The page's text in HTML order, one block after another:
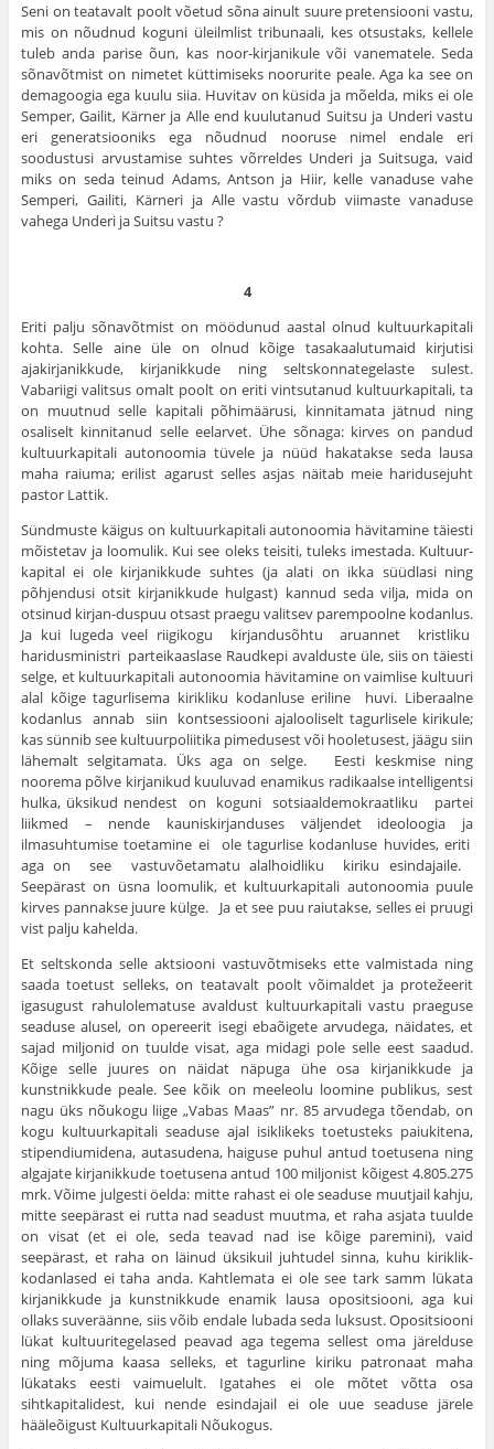
Seni on teatavalt poolt võetud sõna ainult suure pretensiooni vastu,
mis on nõudnud koguni üleilmlist tribunaali, kes otsustaks, kellele
tuleb anda parise õun, kas noor-kirjanikule või vanematele. Seda
sõnavõtmist on nimetet küttimiseks noorurite peale. Aga ka see on
demagoogia ega kuulu siia. Huvitav on küsida ja mõelda, miks ei ole
Semper, Gailit, Kärner ja Alle end kuulutanud Suitsu ja Underi vastu
eri generatsiooniks ega nõudnud nooruse nimel endale eri
soodustusi arvustamise suhtes võrreldes Underi ja Suitsuga, vaid
miks on seda teinud Adams, Antson ja Hiir, kelle vanaduse vahe
Semperi, Gailiti, Kärneri ja Alle vastu võrdub viimaste vanaduse
vahega Underi ja Suitsu vastu ?
4
Eriti palju sõnavõtmist on möödunud aastal olnud kultuurkapitali
kohta. Selle aine üle on olnud kõige tasakaalutumaid kirjutisi
ajakirjanikkude, kirjanikkude ning seltskonnategelaste sulest.
Vabariigi valitsus omalt poolt on eriti vintsutanud kultuurkapitali, ta
on muutnud selle kapitali põhimäärusi, kinnitamata jätnud ning
osaliselt kinnitanud selle eelarvet. Ühe sõnaga: kirves on pandud
kultuurkapitali autonoomia tüvele ja nüüd hakatakse seda lausa
maha raiuma; erilist agarust selles asjas näitab meie haridusejuht
pastor Lattik.
Sündmuste käigus on kultuurkapitali autonoomia hävitamine täiesti
mõistetav ja loomulik. Kui see oleks teisiti, tuleks imestada. Kultuur­
kapital ei ole kirjanikkude suhtes (ja alati on ikka süüdlasi ning
põhjen­dusi otsit kirjanikkude hulgast) kannud seda vilja, mida on
otsinud kirjan-duspuu otsast praegu valitsev parempoolne kodanlus.
Ja kui lugeda veel riigikogu kirjandusõhtu aruannet kristliku
haridusministri parteikaaslase Raudkepi avalduste üle, siis on täiesti
selge, et kultuurkapitali autonoomia hävitamine on vaimlise kultuuri
alal kõige tagurlisema kirikliku kodanluse eriline huvi. Liberaalne
kodanlus annab siin kontsessiooni ajalooliselt tagurlisele kirikule;
kas sünnib see kultuurpoliitika pimedusest või hoole­tusest, jäägu siin
lähemalt selgitamata. Üks aga on selge. Eesti kesk­mise ning
noorema põlve kirjanikud kuuluvad enamikus radikaalse intelli­gentsi
hulka, üksikud nendest on koguni sotsiaaldemokraatliku partei
liikmed – nende kauniskirjanduses väljendet ideoloogia ja
ilmasuhtumise toetamine ei ole tagurlise kodanluse huvides, eriti
aga on see vastu­võetamatu alalhoidliku kiriku esindajaile.
Seepärast on üsna loomulik, et kultuurkapitali autonoomia puule
kirves pannakse juure külge. Ja et see puu raiutakse, selles ei pruugi
vist palju kahelda.
Et seltskonda selle aktsiooni vastuvõtmiseks ette valmistada ning
saada toetust selleks, on teatavalt poolt võimaldet ja protežeerit
igasugust rahulolematuse avaldust kultuurkapitali vastu praeguse
seaduse alusel, on opereerit isegi ebaõigete arvudega, näidates, et
sajad miljonid on tuulde visat, aga midagi pole selle eest saadud.
Kõige selle juures on näidat näpuga ühe osa kirjanikkude ja
kunstnikkude peale. See kõik on meeleolu loomine publikus, sest
nagu üks nõukogu liige „Vabas Maas” nr. 85 arvudega tõendab, on
kogu kultuurkapitali seaduse ajal isiklikeks toe­tusteks paiukitena,
stipendiumidena, autasudena, haiguse puhul antud toe­tusena ning
algajate kirjanikkude toetusena antud 100 miljonist kõigest 4.805.275
mrk. Võime julgesti öelda: mitte rahast ei ole seaduse muutjail kahju,
mitte seepärast ei rutta nad seadust muutma, et raha asjata tuulde
on visat (et ei ole, seda teavad nad ise kõige paremini), vaid
seepärast, et raha on läinud üksikuil juhtudel sinna, kuhu kiriklik-
kodanlased ei taha anda. Kahtlemata ei ole see tark samm lükata
kirjanikkude ja kunstnik­kude enamik lausa opositsiooni, aga kui
ollaks suveräänne, siis võib endale lubada seda luksust. Opositsiooni
lükat kultuuritegelased peavad aga tegema sellest oma järelduse
ning mõjuma kaasa selleks, et tagurline kiriku patronaat maha
lükataks eesti vaimuelult. Igatahes ei ole mõtet võtta osa
sihtkapitalidest, kui nende esindajail ei ole uue seaduse järele
hääleõigust Kultuurkapitali Nõukogus.